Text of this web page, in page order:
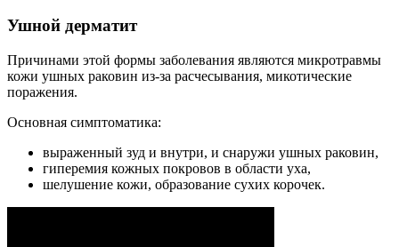
Ушной дерматит
Причинами этой формы заболевания являются микротравмы
кожи ушных раковин из-за расчесывания, микотические
поражения.
Основная симптоматика:
выраженный зуд и внутри, и снаружи ушных раковин,
гиперемия кожных покровов в области уха,
шелушение кожи, образование сухих корочек.